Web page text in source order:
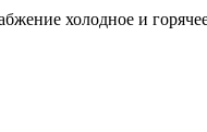
холодное и